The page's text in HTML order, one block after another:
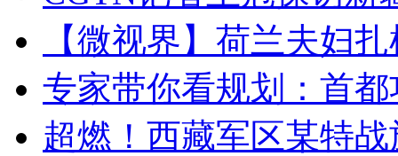
【微视界】荷兰夫妇
专家带你看规划：首
超燃！西藏军区某特